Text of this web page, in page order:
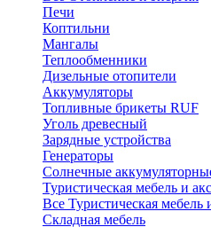
Печи
Коптильни
Мангалы
Теплообменники
Дизельные отопители
Аккумуляторы
Топливные брикеты RUF
Уголь древесный
Зарядные устройства
Генераторы
Солнечные
Туристическая мебель и
Все Туристическая мебель
Складная мебель